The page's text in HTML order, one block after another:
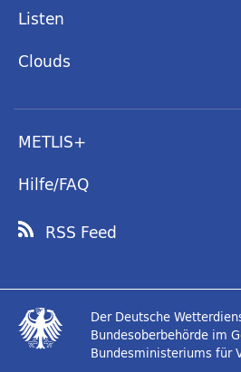
Listen
Clouds
METLIS+
Hilfe/FAQ
RSS Feed
Der Deutsche
Bundesoberbehörde im
Bundesministeriums für